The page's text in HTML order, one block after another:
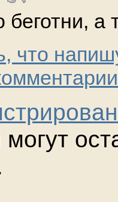
а
что